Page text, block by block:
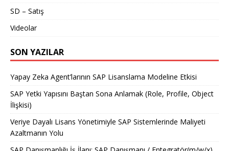
SD – Satış
Videolar
SON YAZILAR
Yapay Zeka Agent’larının SAP Lisanslama Modeline Etkisi
SAP Yetki Yapısını Baştan Sona Anlamak (Role, Profile, Object
İlişkisi)
Veriye Dayalı Lisans Yönetimiyle SAP Sistemlerinde Maliyeti
Azaltmanın Yolu